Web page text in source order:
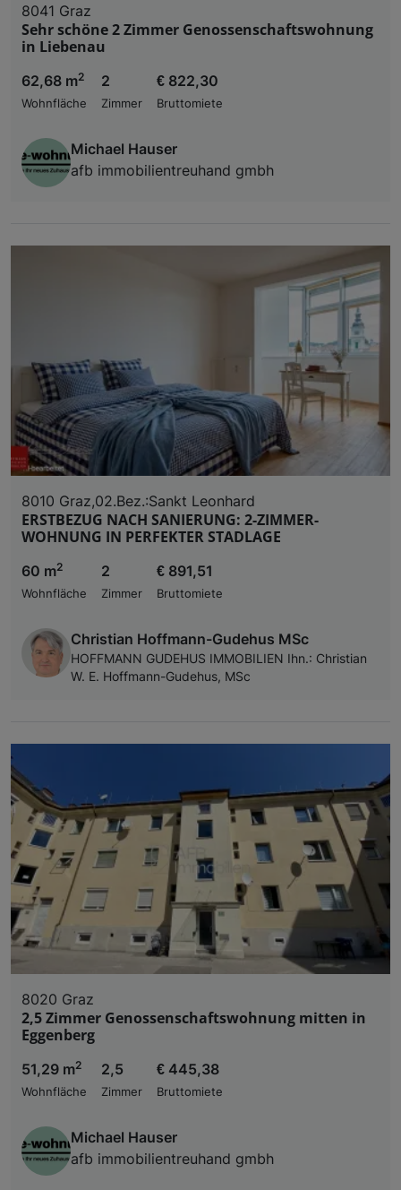
8041 Graz
Sehr schöne 2 Zimmer Genossenschaftswohnung
in Liebenau
62,68 m2
Wohnfläche
2
Zimmer
€ 822,30
Bruttomiete
Michael Hauser
afb immobilientreuhand gmbh
8010 Graz,02.Bez.:Sankt Leonhard
ERSTBEZUG NACH SANIERUNG: 2-ZIMMER-
WOHNUNG IN PERFEKTER STADLAGE
60 m2
Wohnfläche
2
Zimmer
€ 891,51
Bruttomiete
Christian Hoffmann-Gudehus MSc
HOFFMANN GUDEHUS IMMOBILIEN Ihn.: Christian
W. E. Hoffmann-Gudehus, MSc
8020 Graz
2,5 Zimmer Genossenschaftswohnung mitten in
Eggenberg
51,29 m2
Wohnfläche
2,5
Zimmer
€ 445,38
Bruttomiete
Michael Hauser
afb immobilientreuhand gmbh